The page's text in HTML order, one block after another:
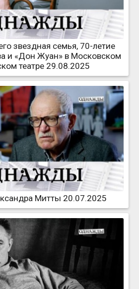
звездная семья, 70-летие
и «Дон Жуан» в Московском
театре 29.08.2025
Митты 20.07.2025